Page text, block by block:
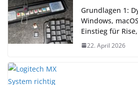
Grundlagen 1:
Windows,
Einstieg für
22. April 2026